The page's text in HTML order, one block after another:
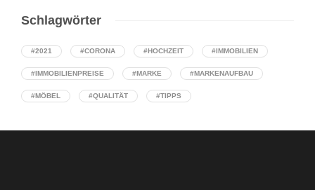
Schlagwörter
#2021 #CORONA #HOCHZEIT #IMMOBILIEN
#IMMOBILIENPREISE #MARKE #MARKENAUFBAU
#MÖBEL #QUALITÄT #TIPPS